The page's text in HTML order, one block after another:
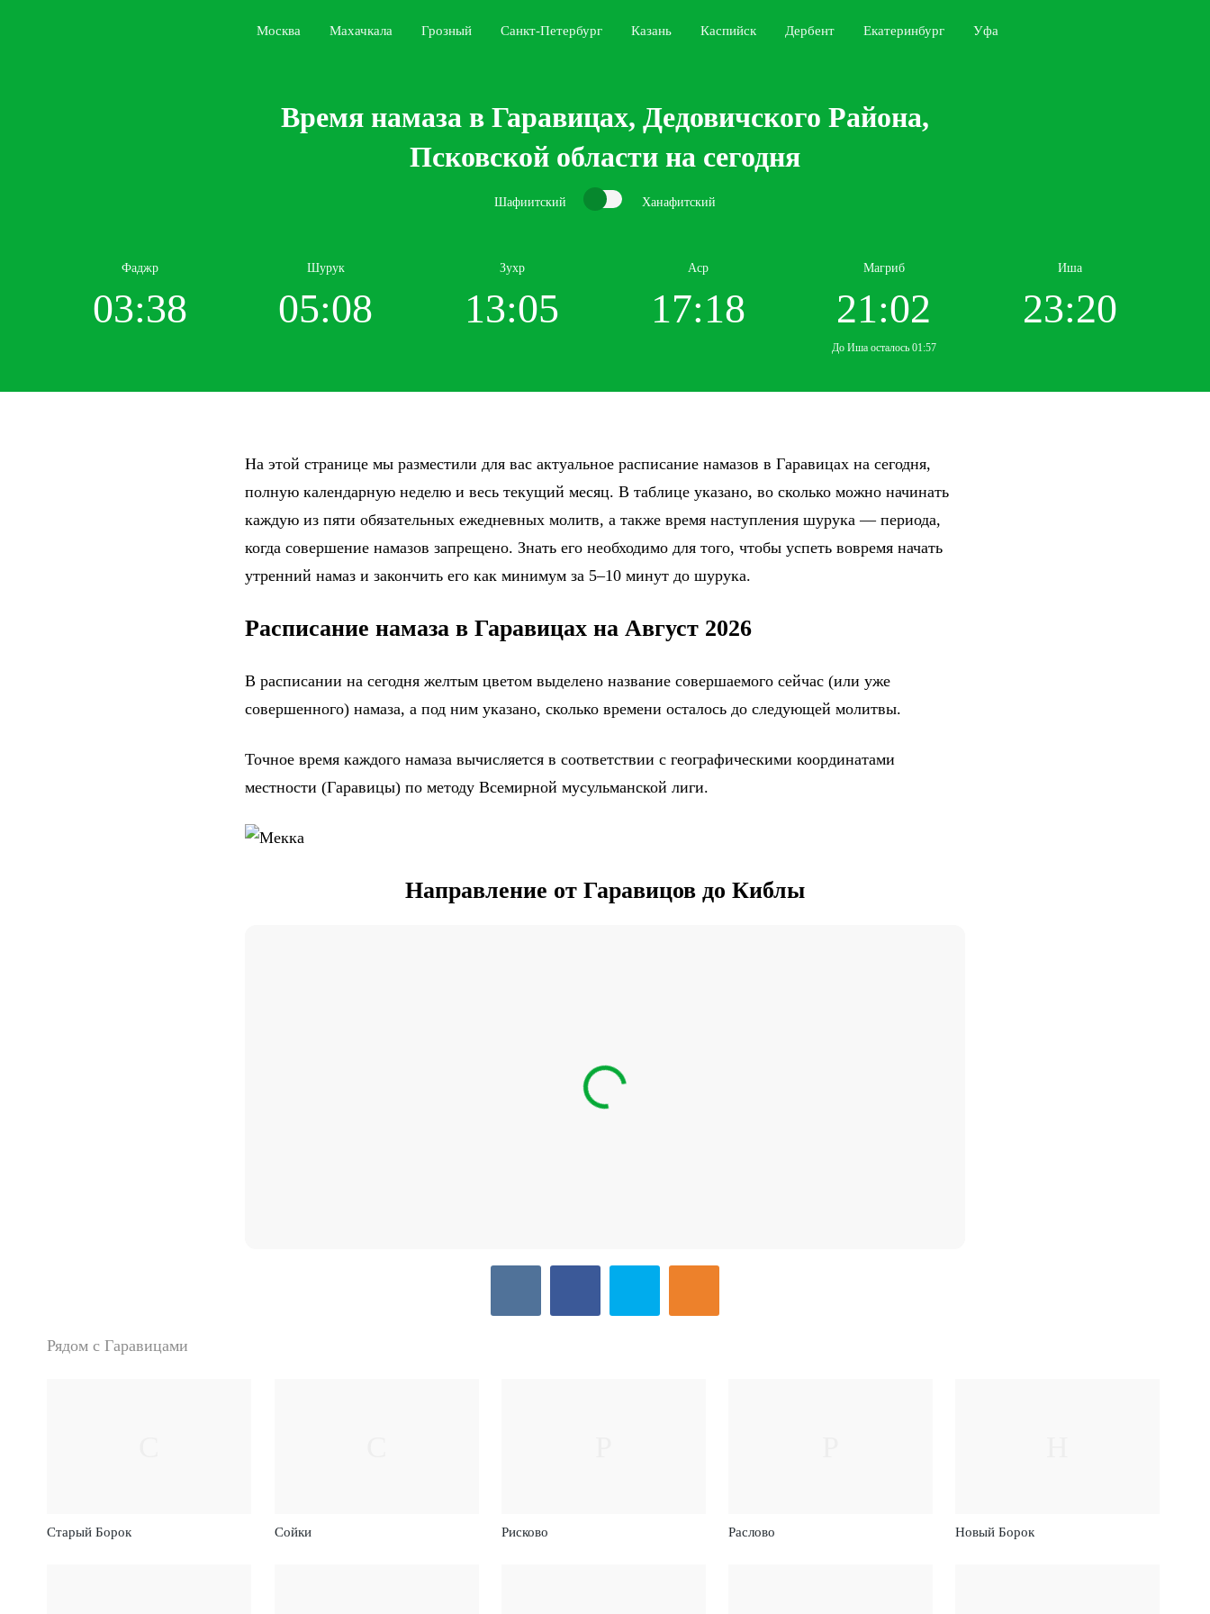
Москва Махачкала Грозный Санкт-Петербург Казань Каспийск Дербент Екатеринбург Уфа
Время намаза в Гаравицах, Дедовичского Района,
Псковской области на сегодня
Шафиитский Ханафитский
Фаджр
03:38
Шурук
05:08
Зухр
13:05
Аср
17:18
Магриб
21:02
До Иша осталось 01:57
Иша
23:20
На этой странице мы разместили для вас актуальное расписание намазов в Гаравицах на сегодня,
полную календарную неделю и весь текущий месяц. В таблице указано, во сколько можно начинать
каждую из пяти обязательных ежедневных молитв, а также время наступления шурука — периода,
когда совершение намазов запрещено. Знать его необходимо для того, чтобы успеть вовремя начать
утренний намаз и закончить его как минимум за 5–10 минут до шурука.
Расписание намаза в Гаравицах на Август 2026
В расписании на сегодня желтым цветом выделено название совершаемого сейчас (или уже
совершенного) намаза, а под ним указано, сколько времени осталось до следующей молитвы.
Точное время каждого намаза вычисляется в соответствии с географическими координатами
местности (Гаравицы) по методу Всемирной мусульманской лиги.
Направление от Гаравицов до Киблы
Рядом с Гаравицами
Старый Борок Сойки Рисково Раслово Новый Борок